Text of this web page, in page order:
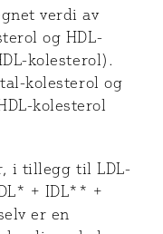
verdi av
og HDL-
kolesterol).
kolesterol og
kolesterol
i tillegg til LDL-
+ IDL** +
er en